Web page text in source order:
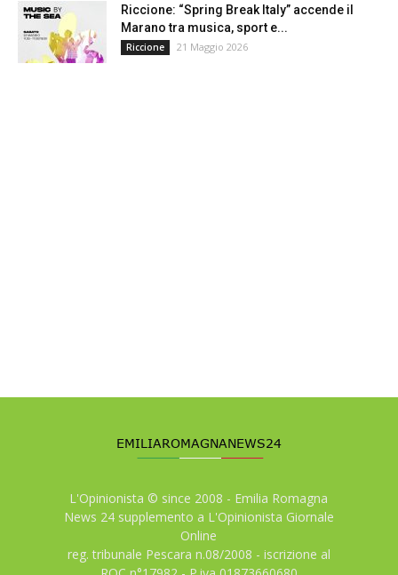
Riccione: “Spring Break Italy” accende il
Marano tra musica, sport e...
Riccione 21 Maggio 2026
L'Opinionista © since 2008 - Emilia Romagna
News 24 supplemento a L'Opinionista Giornale
Online
reg. tribunale Pescara n.08/2008 - iscrizione al